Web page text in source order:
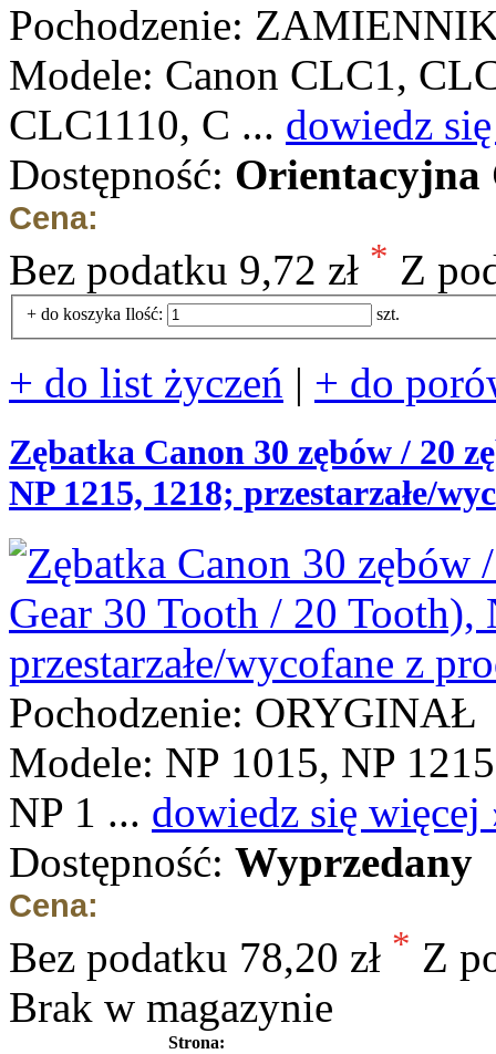
Pochodzenie:
Modele: Canon CLC1,
CLC1110, C ... dowiedz
Dostępność: Orientacyjna
Cena:
Bez podatku 9,72 zł * Z
+ do koszyka Ilość: szt.
+ do list życzeń | + do
Zębatka Canon 30 zębów / 20
NP 1215, 1218; przestarzałe/
Pochodzenie: ORYGINAŁ
Modele: NP 1015, NP
NP 1 ... dowiedz się więcej
Dostępność: Wyprzedany
Cena:
Bez podatku 78,20 zł * Z
Brak w magazynie
Strona: